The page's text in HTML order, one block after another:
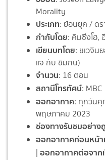
Morality
ประเภท: ย้อนยุค / ด
กำกับโดย: คิมซึงโฮ,
เขียนบทโดย: ชเวจิน
แจ กับ ชิมกน)
จำนวน: 16 ตอน
สถานีโทรทัศน์: MBC
ออกอากาศ: ทุกวันศุ
พฤษภาคม 2023
ช่องทางรับชมอย่าง
ออกอากาศก่อนหน้า
| ออกอากาศต่อจาก